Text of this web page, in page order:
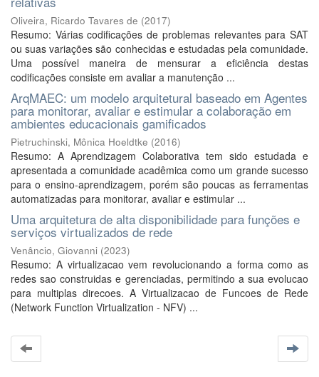
Oliveira, Ricardo Tavares de (2017)
Resumo: Várias codificações de problemas relevantes para SAT
ou suas variações são conhecidas e estudadas pela comunidade.
Uma possível maneira de mensurar a eficiência destas
codificações consiste em avaliar a manutenção ...
ArqMAEC: um modelo arquitetural baseado em Agentes
para monitorar, avaliar e estimular a colaboração em
ambientes educacionais gamificados
Pietruchinski, Mônica Hoeldtke (2016)
Resumo: A Aprendizagem Colaborativa tem sido estudada e
apresentada a comunidade acadêmica como um grande sucesso
para o ensino-aprendizagem, porém são poucas as ferramentas
automatizadas para monitorar, avaliar e estimular ...
Uma arquitetura de alta disponibilidade para funções e
serviços virtualizados de rede
Venâncio, Giovanni (2023)
Resumo: A virtualizacao vem revolucionando a forma como as
redes sao construidas e gerenciadas, permitindo a sua evolucao
para multiplas direcoes. A Virtualizacao de Funcoes de Rede
(Network Function Virtualization - NFV) ...